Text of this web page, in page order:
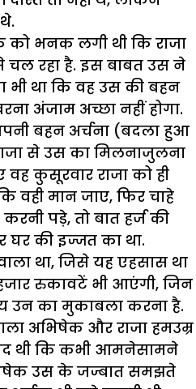
भनक लगी थी कि राजा
रहा है. इस बाबत उस ने
भी था कि वह उस की बहन
अंजाम अच्छा नहीं होगा.
बहन अर्चना (बदला हुआ
से उस का मिलनाजुलना
वह कुसूरवार राजा को ही
वही मान जाए, फिर चाहे
पड़े, तो बात हर्ज की
घर की इज्जत का था.
था, जिसे यह एहसास था
रुकावटें भी आएंगी, जिन
उन का मुकाबला करना है.
अभिषेक और राजा हमउम्र
थी कि कभी आमनेसामने
उस के जज्बात समझते